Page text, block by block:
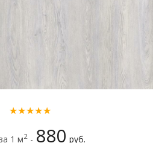
★★★★★
1 м2- 880 руб.